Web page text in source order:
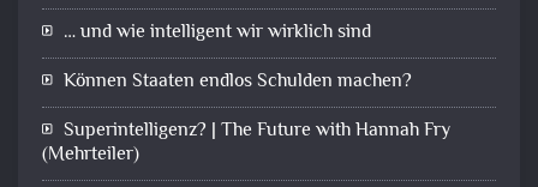
… und wie intelligent wir wirklich sind
Können Staaten endlos Schulden machen?
Superintelligenz? | The Future with Hannah Fry
(Mehrteiler)